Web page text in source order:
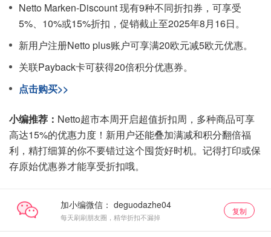
Netto Marken-Discount 现有9种不同折扣券，可享受
5%、10%或15%折扣，促销截止至2025年8月16日。
新用户注册Netto plus账户可享满20欧元减5欧元优惠。
关联Payback卡可获得20倍积分优惠券。
点击购买>>
小编推荐： Netto超市本周开启超值折扣周，多种商品可享
高达15%的优惠力度！新用户还能叠加满减和积分翻倍福
利，精打细算的你不要错过这个囤货好时机。记得打印或保
存原始优惠券才能享受折扣哦。
加小编微信：
每天刷刷朋友圈，精华折扣不漏掉
复制